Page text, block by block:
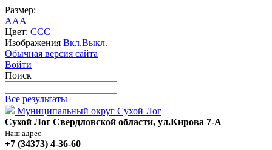
Размер:
AAA
Цвет: CCC
Изображения Вкл.Выкл.
Обычная версия сайта
Войти
Поиск
Все результаты
Муниципальный округ Сухой Лог
Сухой Лог Свердловской области, ул.Кирова 7-А
Наш адрес
+7 (34373) 4-36-60